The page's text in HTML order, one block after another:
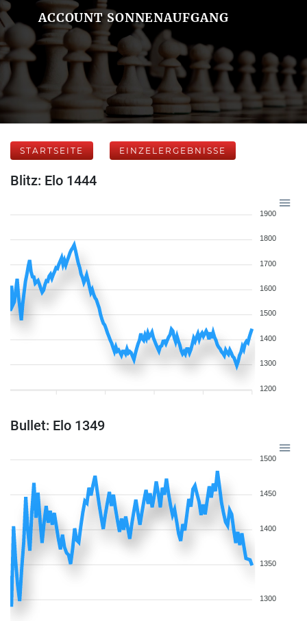
ACCOUNT SONNENAUFGANG
STARTSEITE EINZELERGEBNISSE
Blitz: Elo 1444
1900
1800
1700
1600
1500
1400
1300
1200
Bullet: Elo 1349
1500
1450
1400
1350
1300